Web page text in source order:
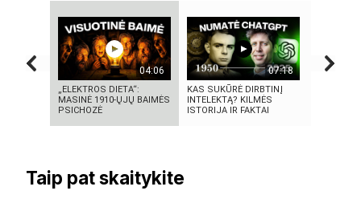
04:06
„ELEKTROS DIETA“:
MASINĖ 1910-ŲJŲ BAIMĖS
PSICHOZĖ
07:18
KAS SUKŪRĖ DIRBTINĮ
INTELEKTĄ? KILMĖS
ISTORIJA IR FAKTAI
Taip pat skaitykite